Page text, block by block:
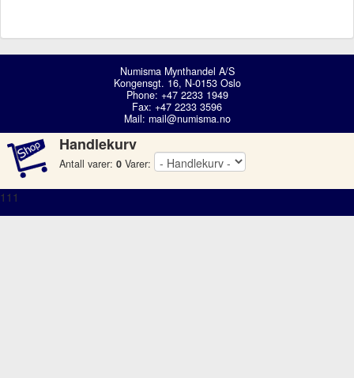
Numisma Mynthandel A/S
Kongensgt. 16, N-0153 Oslo
Phone: +47 2233 1949
Fax: +47 2233 3596
Mail: mail@numisma.no
Handlekurv
Antall varer: 0 Varer:
111